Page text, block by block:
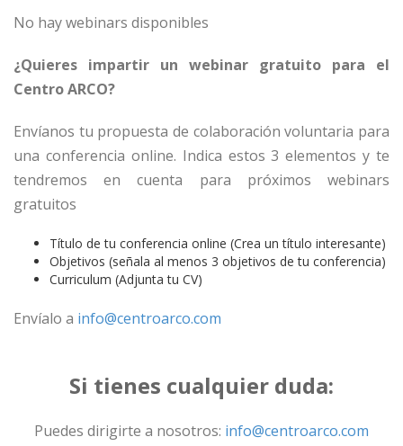
No hay webinars disponibles
¿Quieres impartir un webinar gratuito para el
Centro ARCO?
Envíanos tu propuesta de colaboración voluntaria para
una conferencia online. Indica estos 3 elementos y te
tendremos en cuenta para próximos webinars
gratuitos
Título de tu conferencia online (Crea un título interesante)
Objetivos (señala al menos 3 objetivos de tu conferencia)
Curriculum (Adjunta tu CV)
Envíalo a info@centroarco.com
Si tienes cualquier duda:
Puedes dirigirte a nosotros: info@centroarco.com